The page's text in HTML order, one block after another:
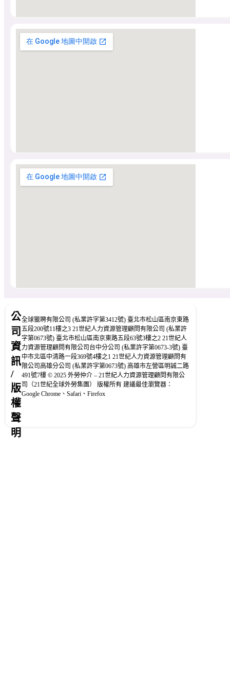
公
司
資
訊
/
版
權
聲
明
全球獵聘有限公司 (私業許字第3412號) 臺北市松山區南京東路
五段200號11樓之3 21世紀人力資源管理顧問有限公司 (私業許
字第0673號) 臺北市松山區南京東路五段63號3樓之2 21世紀人
力資源管理顧問有限公司台中分公司 (私業許字第0673-3號) 臺
中市北區中清路一段369號4樓之1 21世紀人力資源管理顧問有
限公司高雄分公司 (私業許字第0673號) 高雄市左營區明誠二路
491號7樓 © 2025 外勞仲介 – 21世紀人力資源管理顧問有限公
司（21世紀全球外勞集團） 版權所有 建議最佳瀏覽器：
Google Chrome、Safari、Firefox